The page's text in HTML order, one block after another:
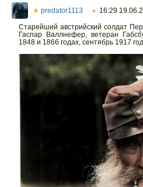
★ predator1113 ○ 16:29
Старейший австрийский солдат
Гаспар Валлнефер, ветеран
1848 и 1866 годах, сентябрь 1917